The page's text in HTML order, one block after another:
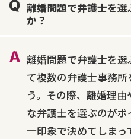
不貞・不倫慰謝料請求
国
財産分与
離婚問題で弁護士を
か？
離婚問題で弁護士を
て複数の弁護士事務
う。その際、離婚理
な弁護士を選ぶのが
一印象で決めてしまっ